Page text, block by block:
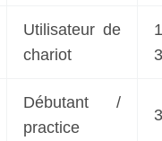
Utilisateur de
chariot
Débutant /
practice